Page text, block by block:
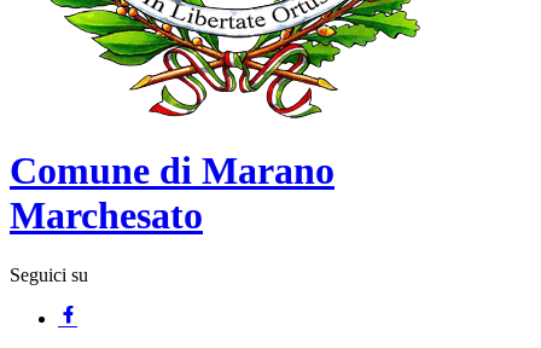
Comune di Marano
Marchesato
Seguici su